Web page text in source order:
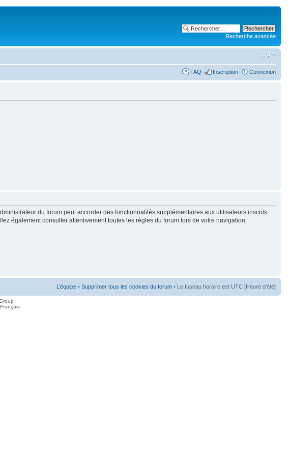
Recherche avancée
FAQ Inscription Connexion
du forum peut accorder des fonctionnalités supplémentaires aux utilisateurs inscrits.
également consulter attentivement toutes les règles du forum lors de votre navigation.
L’équipe • Supprimer tous les cookies du forum • Le fuseau horaire est UTC [Heure d’été]